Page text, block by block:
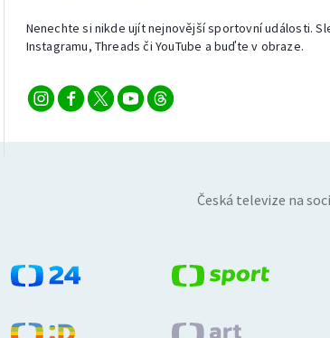
Nenechte si nikde ujít nejnovější sportovní události.
Instagramu, Threads či YouTube a buďte v obraze.
Česká televize na